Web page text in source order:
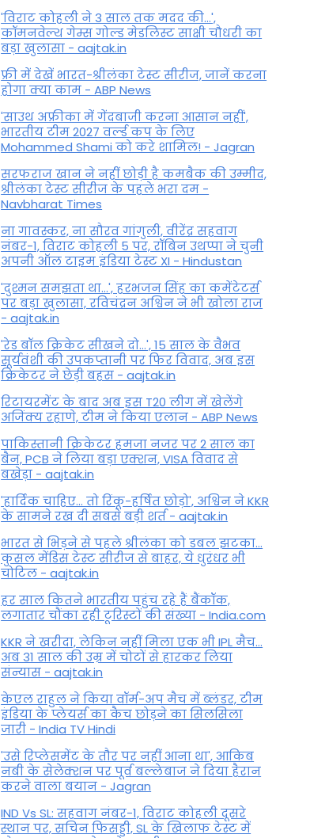
'विराट कोहली ने 3 साल तक मदद की...',
कॉमनवेल्थ गेम्स गोल्ड मेडलिस्ट साक्षी चौधरी का
बड़ा खुलासा - aajtak.in
फ्री में देखें भारत-श्रीलंका टेस्ट सीरीज, जानें करना
होगा क्या काम - ABP News
'साउथ अफ्रीका में गेंदबाजी करना आसान नहीं',
भारतीय टीम 2027 वर्ल्‍ड कप के लिए
Mohammed Shami को करे शामिल! - Jagran
सरफराज खान ने नहीं छोड़ी है कमबैक की उम्मीद,
श्रीलंका टेस्ट सीरीज के पहले भरा दम -
Navbharat Times
ना गावस्कर, ना सौरव गांगुली, वीरेंद्र सहवाग
नंबर-1, विराट कोहली 5 पर, रॉबिन उथप्पा ने चुनी
अपनी ऑल टाइम इंडिया टेस्ट XI - Hindustan
'दुश्मन समझता था...', हरभजन सिंह का कमेंटेटर्स
पर बड़ा खुलासा, रव‍िचंद्रन अश्विन ने भी खोला राज
- aajtak.in
'रेड बॉल क्रिकेट सीखने दो...', 15 साल के वैभव
सूर्यवंशी की उपकप्तानी पर फ‍िर व‍िवाद, अब इस
क्रिकेटर ने छेड़ी बहस - aajtak.in
रिटायरमेंट के बाद अब इस T20 लीग में खेलेंगे
अजिंक्य रहाणे, टीम ने किया एलान - ABP News
पाकिस्तानी क्रिकेटर हमजा नजर पर 2 साल का
बैन, PCB ने ल‍िया बड़ा एक्शन, VISA व‍िवाद से
बखेड़ा - aajtak.in
'हार्दिक चाहिए... तो रिंकू-हर्षित छोड़ो', अश्विन ने KKR
के सामने रख दी सबसे बड़ी शर्त - aajtak.in
भारत से भिड़ने से पहले श्रीलंका को डबल झटका...
कुसल मेंडिस टेस्ट सीरीज से बाहर, ये धुरंधर भी
चोटिल - aajtak.in
हर साल कितने भारतीय पहुंच रहे हैं बैंकॉक,
लगातार चौंका रही टूरिस्टों की संख्या - India.com
KKR ने खरीदा, लेकिन नहीं मिला एक भी IPL मैच...
अब 31 साल की उम्र में चोटों से हारकर लिया
संन्यास - aajtak.in
केएल राहुल ने किया वॉर्म-अप मैच में ब्लंडर, टीम
इंडिया के प्लेयर्स का कैच छोड़ने का सिलसिला
जारी - India TV Hindi
'उसे रिप्लेसमेंट के तौर पर नहीं आना था', आकिब
नबी के सेलेक्शन पर पूर्व बल्लेबाज ने दिया हैरान
करने वाला बयान - Jagran
IND Vs SL: सहवाग नंबर-1, विराट कोहली दूसरे
स्थान पर, सचिन फिसड्डी, SL के खिलाफ टेस्ट में